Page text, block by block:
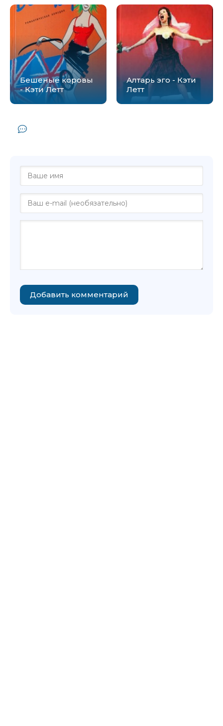
Бешеные коровы
- Кэти Летт
Алтарь эго - Кэти
Летт
Добавить комментарий